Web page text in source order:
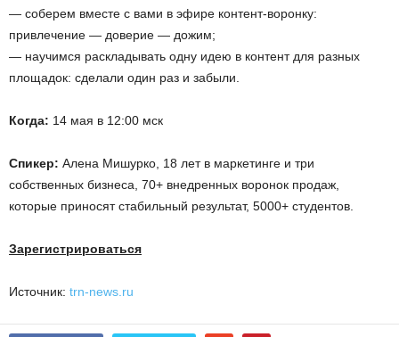
— соберем вместе с вами в эфире контент-воронку:
привлечение — доверие — дожим;
— научимся раскладывать одну идею в контент для разных
площадок: сделали один раз и забыли.
Когда: 14 мая в 12:00 мск
Спикер: Алена Мишурко, 18 лет в маркетинге и три
собственных бизнеса, 70+ внедренных воронок продаж,
которые приносят стабильный результат, 5000+ студентов.
Зарегистрироваться
Источник: trn-news.ru